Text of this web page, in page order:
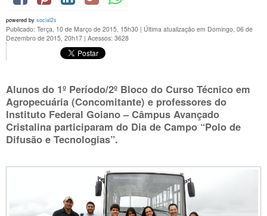
powered by social2s
Publicado: Terça, 10 de Março de 2015, 15h30 | Última atualização em Domingo, 06 de
Dezembro de 2015, 20h17 | Acessos: 3628
Alunos do 1º Período/2º Bloco do Curso Técnico em
Agropecuária (Concomitante) e professores do
Instituto Federal Goiano – Câmpus Avançado
Cristalina participaram do Dia de Campo “Polo de
Difusão e Tecnologias”.